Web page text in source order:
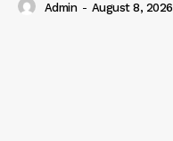
Admin - August 8, 2026